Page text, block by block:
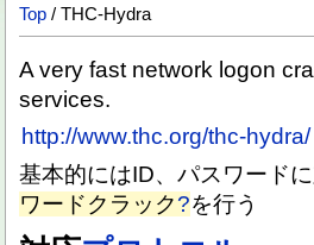
Top / THC-Hydra
A very fast network logon
services.
http://www.thc.org/thc-hydra/
基本的にはID、パスワード
ワードクラック?を行う